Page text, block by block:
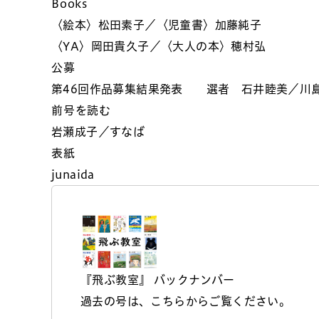
Books
〈絵本〉松田素子／〈児童書〉加藤純子
〈YA〉岡田貴久子／〈大人の本〉穂村弘
公募
第46回作品募集結果発表 選者 石井睦美／川
前号を読む
岩瀬成子／すなば
表紙
junaida
『飛ぶ教室』 バックナンバー
過去の号は、こちらからご覧ください。